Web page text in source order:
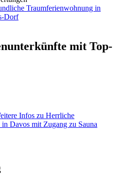
Traumferienwohnung in
Dorf
mit Top-
Infos zu Herrliche
Davos mit Zugang zu Sauna